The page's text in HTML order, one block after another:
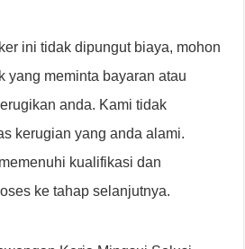
ini tidak dipungut biaya, mohon
yang meminta bayaran atau
anda. Kami tidak
kerugian yang anda alami.
kualifikasi dan
ke tahap selanjutnya.